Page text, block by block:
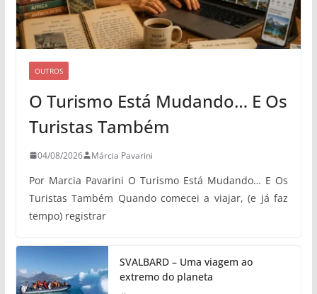
OUTROS
O Turismo Está Mudando… E Os
Turistas Também
04/08/2026 Márcia Pavarini
Por Marcia Pavarini O Turismo Está Mudando… E Os
Turistas Também Quando comecei a viajar, (e já faz
tempo) registrar
SVALBARD – Uma viagem ao
extremo do planeta